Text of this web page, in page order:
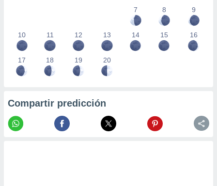
7
8 9
10 11 12 13 14 15 16
17 18 19 20
Compartir predicción